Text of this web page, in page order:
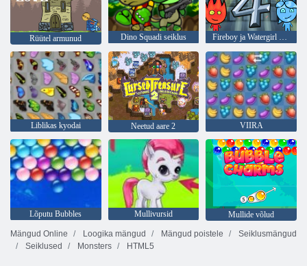
Rüütel armunud Dino Squadi seiklus Fireboy ja Watergirl 4: kristalltempel
Liblikas kyodai Neetud aare 2 VIIRA
Lõputu Bubbles Mullivursid
Mullide võlud
Mängud Online
Loogika mängud Mängud poistele
Seiklusmängud
Seiklused
Monsters HTML5